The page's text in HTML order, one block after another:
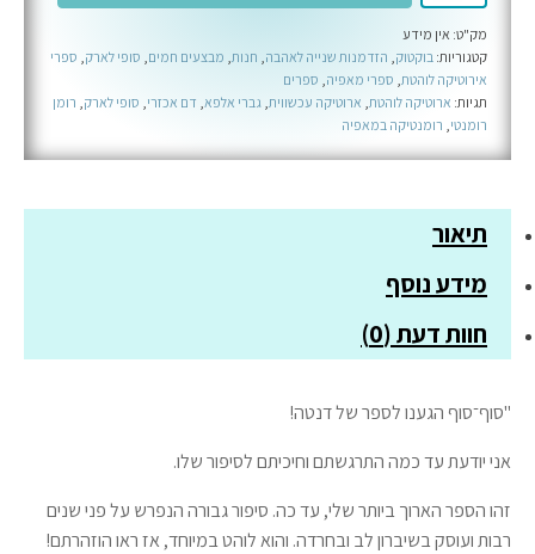
אכזר
-
ספר
רביעי
בסדרת
מק"ט: אין מידע
קטגוריות: בוקטוק, הזדמנות שנייה לאהבה, חנות, מבצעים חמים, סופי לארק, ספרי
אירוטיקה לוהטת, ספרי מאפיה, ספרים
תגיות: ארוטיקה לוהטת, ארוטיקה עכשווית, גברי אלפא, דם אכזרי, סופי לארק, רומן
רומנטי, רומנטיקה במאפיה
תיאור
מידע נוסף
חוות דעת (0)
"סוף־סוף הגענו לספר של דנטה!
אני יודעת עד כמה התרגשתם וחיכיתם לסיפור שלו.
זהו הספר הארוך ביותר שלי, עד כה. סיפור גבורה הנפרש על פני שנים
רבות ועוסק בשיברון לב ובחרדה. והוא לוהט במיוחד, אז ראו הוזהרתם!